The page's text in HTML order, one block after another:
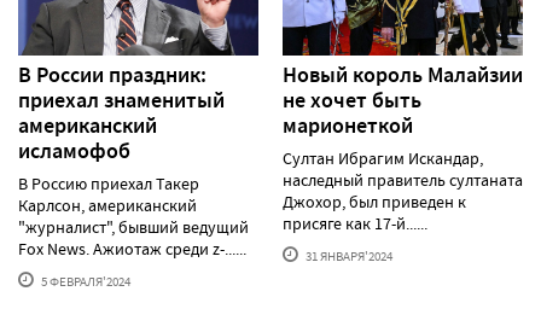
В России праздник:
приехал знаменитый
американский
исламофоб
В Россию приехал Такер
Карлсон, американский
"журналист", бывший ведущий
Fox News. Ажиотаж среди z-......
5 ФЕВРАЛЯ'2024
Новый король Малайзии
не хочет быть
марионеткой
Султан Ибрагим Искандар,
наследный правитель султаната
Джохор, был приведен к
присяге как 17-й......
31 ЯНВАРЯ'2024